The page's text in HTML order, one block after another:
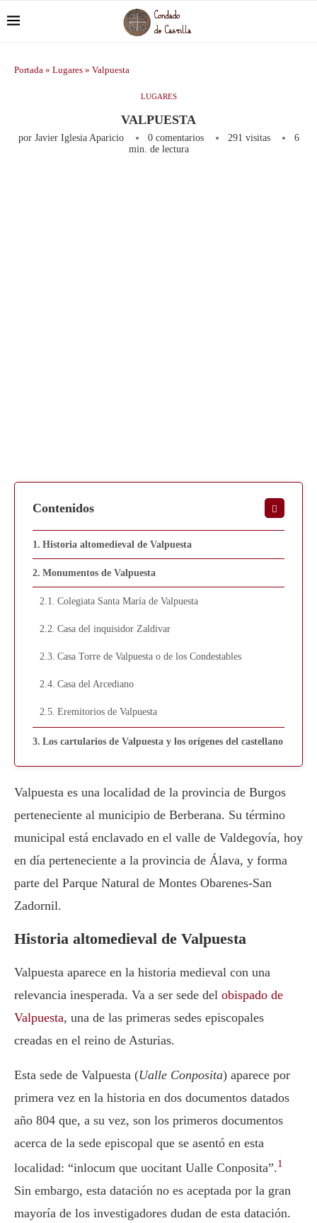
Portada » Lugares » Valpuesta
LUGARES
VALPUESTA
por Javier Iglesia Aparicio 0 comentarios 291 visitas
6
min. de lectura
Contenidos
Historia altomedieval de Valpuesta
Monumentos de Valpuesta
Colegiata Santa María de Valpuesta
Casa del inquisidor Zaldivar
Casa Torre de Valpuesta o de los Condestables
Casa del Arcediano
Eremitorios de Valpuesta
Los cartularios de Valpuesta y los orígenes del castellano
Valpuesta es una localidad de la provincia de Burgos
perteneciente al municipio de Berberana. Su término
municipal está enclavado en el valle de Valdegovía, hoy
en día perteneciente a la provincia de Álava, y forma
parte del Parque Natural de Montes Obarenes-San
Zadornil.
Historia altomedieval de Valpuesta
Valpuesta aparece en la historia medieval con una
relevancia inesperada. Va a ser sede del obispado de
Valpuesta, una de las primeras sedes episcopales
creadas en el reino de Asturias.
Esta sede de Valpuesta (Ualle Conposita) aparece por
primera vez en la historia en dos documentos datados
año 804 que, a su vez, son los primeros documentos
acerca de la sede episcopal que se asentó en esta
localidad: “inlocum que uocitant Ualle Conposita”.1
Sin embargo, esta datación no es aceptada por la gran
mayoría de los investigadores dudan de esta datación.